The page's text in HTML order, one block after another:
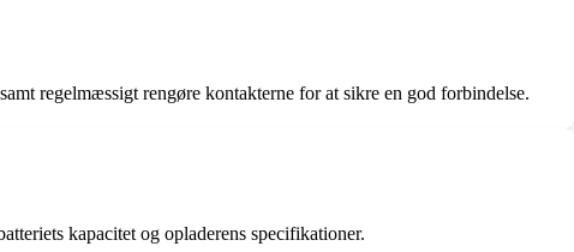
regelmæssigt rengøre kontakterne for at sikre en god forbindelse.
kapacitet og opladerens specifikationer.